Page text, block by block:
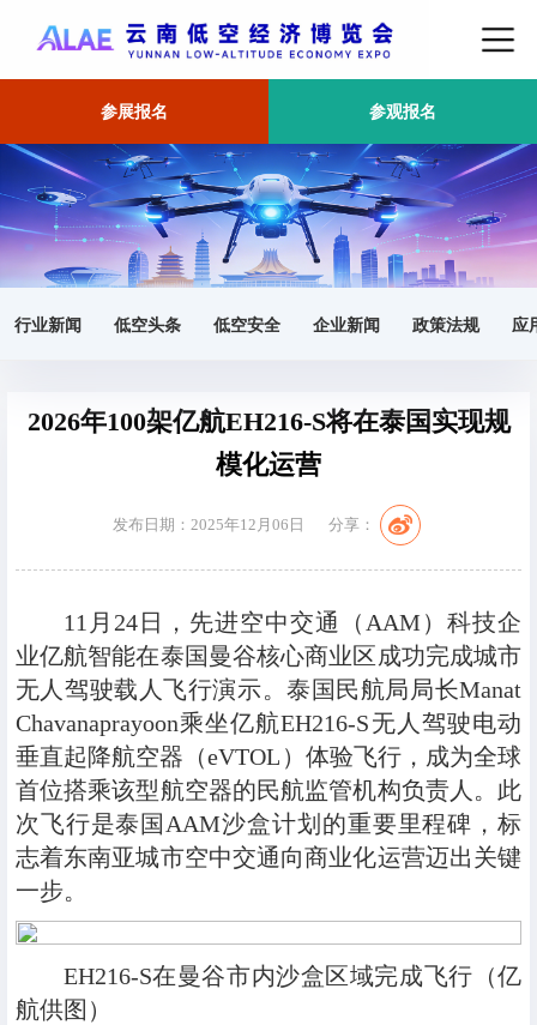
参展报名 参观报名
行业新闻 低空头条 低空安全 企业新闻 政策法规 应
首页 东南亚市场 正文
2026年100架亿航EH216-S将在泰国实现规
模化运营
发布日期：2025年12月06日 分享：
11月24日，先进空中交通（AAM）科技企
业亿航智能在泰国曼谷核心商业区成功完成城市
无人驾驶载人飞行演示。泰国民航局局长Manat
Chavanaprayoon乘坐亿航EH216-S无人驾驶电动
垂直起降航空器（eVTOL）体验飞行，成为全球
首位搭乘该型航空器的民航监管机构负责人。此
次飞行是泰国AAM沙盒计划的重要里程碑，标
志着东南亚城市空中交通向商业化运营迈出关键
一步。
EH216-S在曼谷市内沙盒区域完成飞行（亿
航供图）